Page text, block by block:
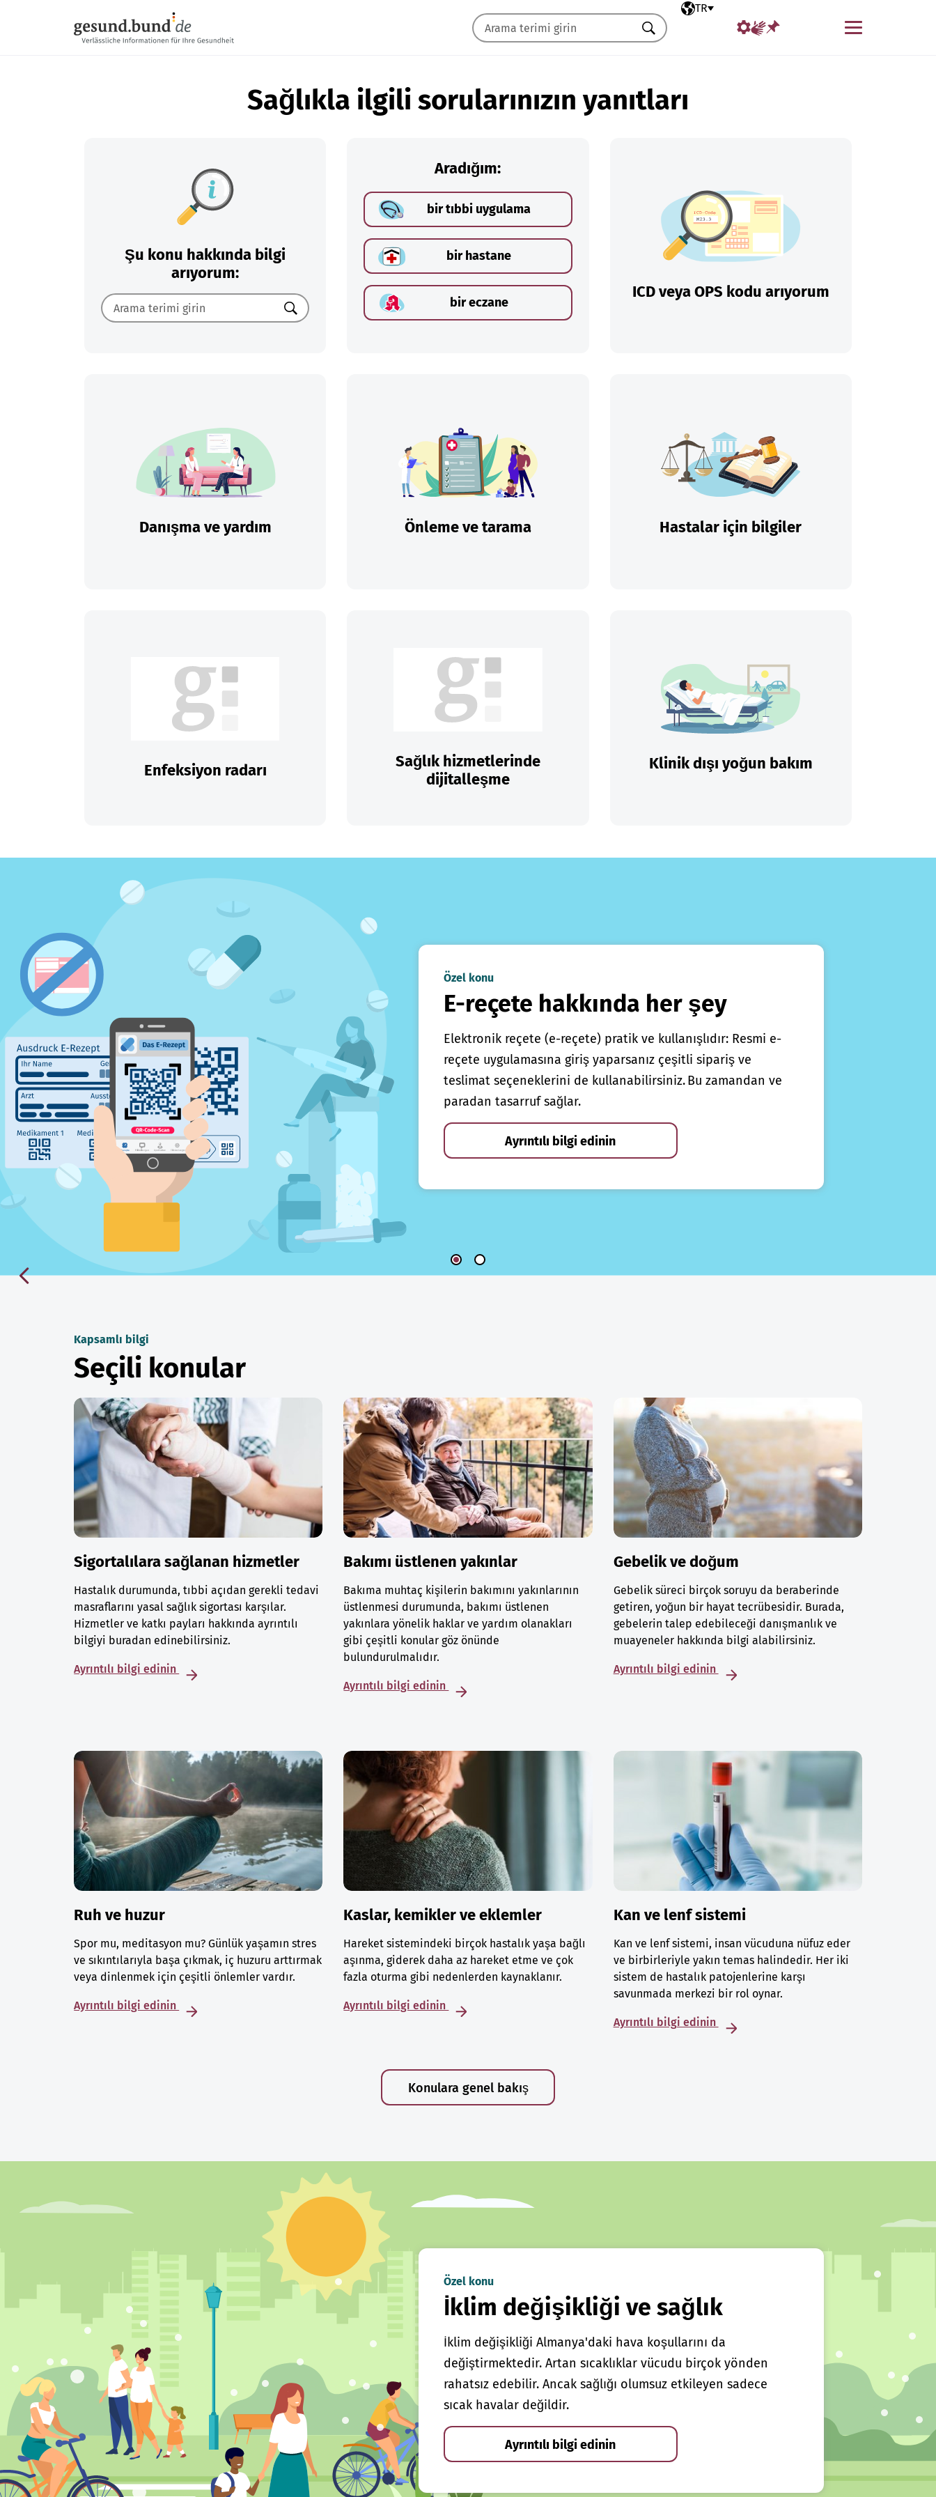
Seçili dil
TR
Menü
Ara
Sağlıkla ilgili sorularınızın yanıtları
Şu konu hakkında bilgi
arıyorum:
Ara
Aradığım:
bir tıbbi uygulama
bir hastane
bir eczane
ICD veya OPS kodu arıyorum
Danışma ve yardım Önleme ve tarama Hastalar için bilgiler
Enfeksiyon radarı
Sağlık hizmetlerinde
dijitalleşme
Klinik dışı yoğun bakım
Özel konu
E-reçete hakkında her şey
Elektronik reçete (e-reçete) pratik ve kullanışlıdır: Resmi e-
reçete uygulamasına giriş yaparsanız çeşitli sipariş ve
teslimat seçeneklerini de kullanabilirsiniz. Bu zamandan ve
paradan tasarruf sağlar.
Ayrıntılı bilgi edinin
Kapsamlı bilgi
Seçili konular
Sigortalılara sağlanan hizmetler
Hastalık durumunda, tıbbi açıdan gerekli tedavi
masraflarını yasal sağlık sigortası karşılar.
Hizmetler ve katkı payları hakkında ayrıntılı
bilgiyi buradan edinebilirsiniz.
Ayrıntılı bilgi edinin
Bakımı üstlenen yakınlar
Bakıma muhtaç kişilerin bakımını yakınlarının
üstlenmesi durumunda, bakımı üstlenen
yakınlara yönelik haklar ve yardım olanakları
gibi çeşitli konular göz önünde
bulundurulmalıdır.
Ayrıntılı bilgi edinin
Gebelik ve doğum
Gebelik süreci birçok soruyu da beraberinde
getiren, yoğun bir hayat tecrübesidir. Burada,
gebelerin talep edebileceği danışmanlık ve
muayeneler hakkında bilgi alabilirsiniz.
Ayrıntılı bilgi edinin
Ruh ve huzur
Spor mu, meditasyon mu? Günlük yaşamın stres
ve sıkıntılarıyla başa çıkmak, iç huzuru arttırmak
veya dinlenmek için çeşitli önlemler vardır.
Ayrıntılı bilgi edinin
Kaslar, kemikler ve eklemler
Hareket sistemindeki birçok hastalık yaşa bağlı
aşınma, giderek daha az hareket etme ve çok
fazla oturma gibi nedenlerden kaynaklanır.
Ayrıntılı bilgi edinin
Kan ve lenf sistemi
Kan ve lenf sistemi, insan vücuduna nüfuz eder
ve birbirleriyle yakın temas halindedir. Her iki
sistem de hastalık patojenlerine karşı
savunmada merkezi bir rol oynar.
Ayrıntılı bilgi edinin
Konulara genel bakış
Özel konu
İklim değişikliği ve sağlık
İklim değişikliği Almanya'daki hava koşullarını da
değiştirmektedir. Artan sıcaklıklar vücudu birçok yönden
rahatsız edebilir. Ancak sağlığı olumsuz etkileyen sadece
sıcak havalar değildir.
Ayrıntılı bilgi edinin